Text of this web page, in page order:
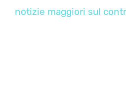
notizie maggiori sul